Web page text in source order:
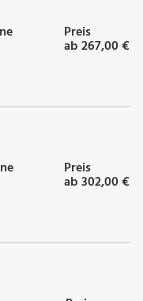
Preis
ab 267,00 €
Preis
ab 302,00 €